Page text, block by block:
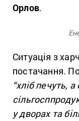
Орлов.
Ситуація з
постачання.
“хліб печуть, а
у дворах та